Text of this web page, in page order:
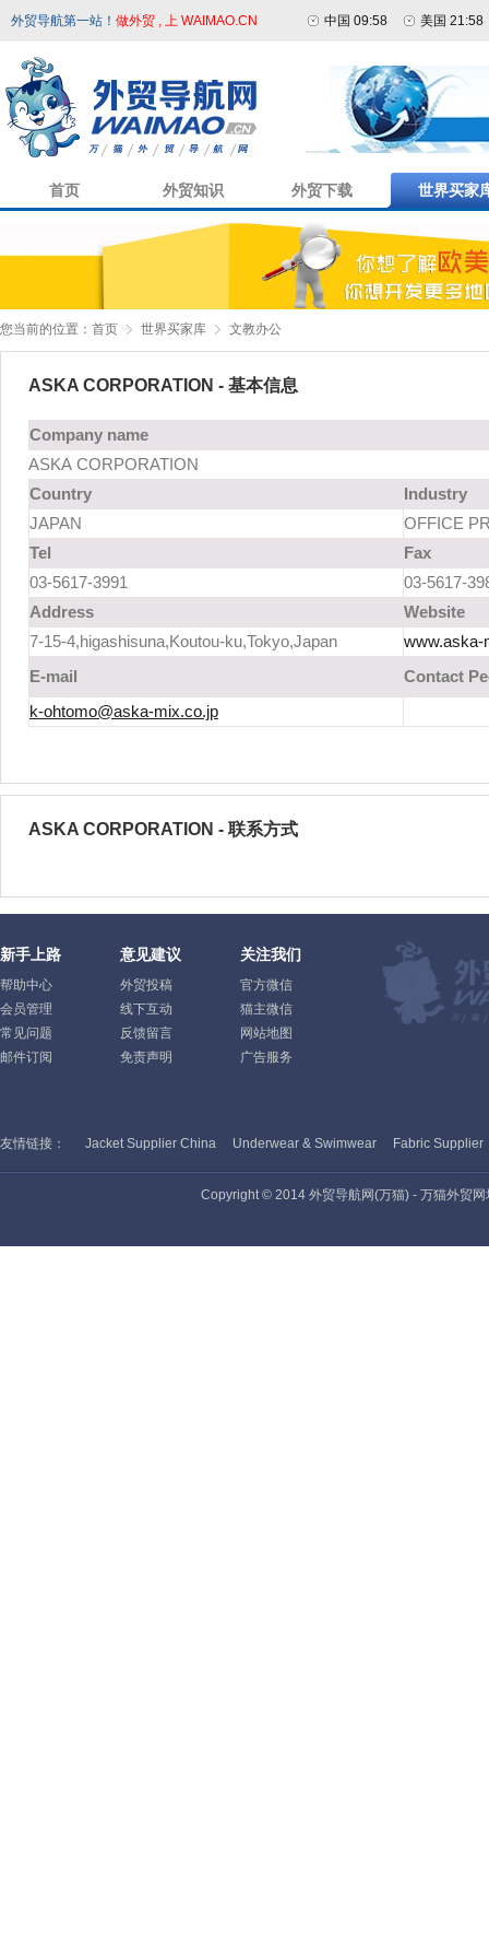
外贸导航第一站！ 做外贸 , 上 WAIMAO.CN 中国 09:58 美国 21:58
首页 外贸知识 外贸下载 世界买家
您当前的位置： 首页 世界买家库 文教办公
ASKA CORPORATION - 基本信息
Company name
ASKA CORPORATION
Country
Industry
JAPAN
OFFICE
Tel
Fax
03-5617-3991
03-5617-
Address
Website
7-15-4,higashisuna,Koutou-ku,Tokyo,Japan
www.aska-
E-mail
Contact
k-ohtomo@aska-mix.co.jp
ASKA CORPORATION - 联系方式
新手上路
帮助中心
会员管理
常见问题
邮件订阅
意见建议
外贸投稿
线下互动
反馈留言
免责声明
关注我们
官方微信
猫主微信
网站地图
广告服务
友情链接： Jacket Supplier China Underwear & Swimwear Fabric Supplier
Copyright © 2014 外贸导航网(万猫) - 万猫外贸